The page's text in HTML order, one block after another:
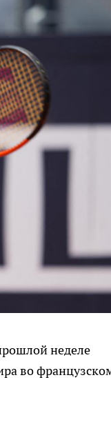
неделе
во